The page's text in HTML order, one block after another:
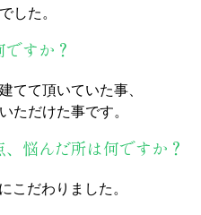
した。
すか？
てて頂いていた事、
ただけた事です。
悩んだ所は何ですか？
こだわりました。